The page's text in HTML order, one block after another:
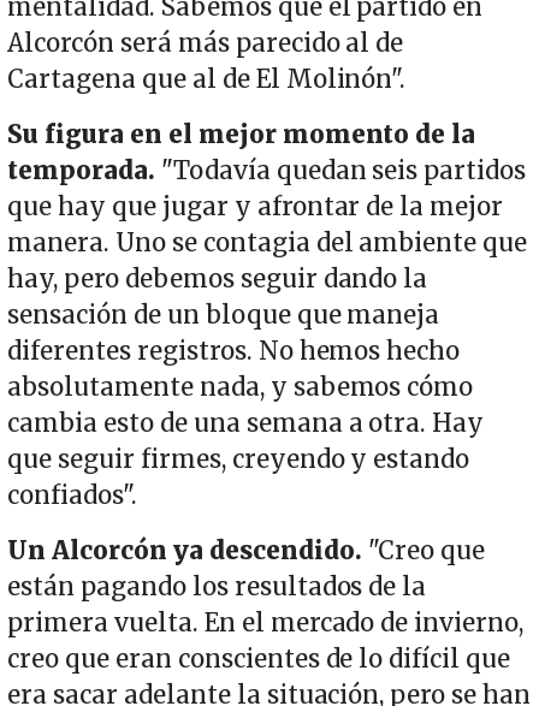
mentalidad. Sabemos que el partido en
Alcorcón será más parecido al de
Cartagena que al de El Molinón".
Su figura en el mejor momento de la
temporada. "Todavía quedan seis partidos
que hay que jugar y afrontar de la mejor
manera. Uno se contagia del ambiente que
hay, pero debemos seguir dando la
sensación de un bloque que maneja
diferentes registros. No hemos hecho
absolutamente nada, y sabemos cómo
cambia esto de una semana a otra. Hay
que seguir firmes, creyendo y estando
confiados".
Un Alcorcón ya descendido. "Creo que
están pagando los resultados de la
primera vuelta. En el mercado de invierno,
creo que eran conscientes de lo difícil que
era sacar adelante la situación, pero se han